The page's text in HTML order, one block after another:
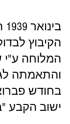
הקיבוץ
המלוחה
והתאמתה
ישוב הקבע